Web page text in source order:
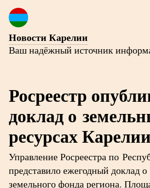
Новости Карелии
Ваш надёжный источник
Росреестр
доклад о
ресурсах Карелии
Управление Росреестра по
представило ежегодный доклад
земельного фонда региона.